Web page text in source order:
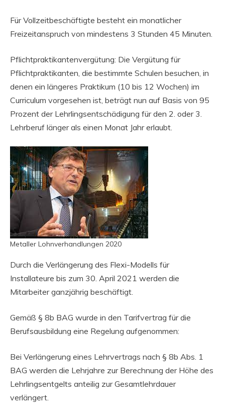
Für Vollzeitbeschäftigte besteht ein monatlicher
Freizeitanspruch von mindestens 3 Stunden 45 Minuten.
Pflichtpraktikantenvergütung: Die Vergütung für
Pflichtpraktikanten, die bestimmte Schulen besuchen, in
denen ein längeres Praktikum (10 bis 12 Wochen) im
Curriculum vorgesehen ist, beträgt nun auf Basis von 95
Prozent der Lehrlingsentschädigung für den 2. oder 3.
Lehrberuf länger als einen Monat Jahr erlaubt.
Metaller Lohnverhandlungen 2020
Durch die Verlängerung des Flexi-Modells für
Installateure bis zum 30. April 2021 werden die
Mitarbeiter ganzjährig beschäftigt.
Gemäß § 8b BAG wurde in den Tarifvertrag für die
Berufsausbildung eine Regelung aufgenommen:
Bei Verlängerung eines Lehrvertrags nach § 8b Abs. 1
BAG werden die Lehrjahre zur Berechnung der Höhe des
Lehrlingsentgelts anteilig zur Gesamtlehrdauer
verlängert.